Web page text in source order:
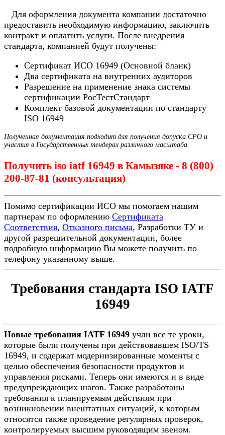
Для оформления документа компании достаточно
предоставить необходимую информацию, заключить
контракт и оплатить услуги. После внедрения
стандарта, компанией будут получены:
Сертификат ИСО 16949 (Основной бланк)
Два сертификата на внутренних аудиторов
Разрешение на применение знака системы
сертификации РосТестСтандарт
Комплект базовой документации по стандарту
ISO 16949
Полученная документация подходит для получения допуска СРО и
участия в Государственных тендерах различного масштаба.
Получить iso iatf 16949 в Камызяке - 8 (800)
200-87-81 (консультация)
Помимо сертификации ИСО мы помогаем нашим
партнерам по оформлению Сертификата
Соответствия, Отказного письма, Разработки ТУ и
другой разрешительной документации, более
подробную информацию Вы можете получить по
телефону указанному выше.
Требования стандарта ISO IATF
16949
Новые требования IATF 16949 учли все те уроки,
которые были получены при действовавшем ISO/TS
16949, и содержат модернизированные моменты с
целью обеспечения безопасности продуктов и
управления рисками. Теперь они имеются и в виде
предупреждающих шагов. Также разработаны
требования к планируемым действиям при
возникновении внештатных ситуаций, к которым
относятся также проведение регулярных проверок,
контролируемых высшим руководящим звеном.